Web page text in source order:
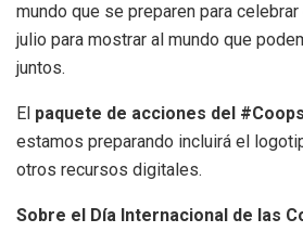
mundo que se preparen para
julio para mostrar al mundo que
juntos.
El paquete de acciones del
estamos preparando incluirá el
otros recursos digitales.
Sobre el Día Internacional de las